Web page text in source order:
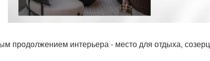
продолжением интерьера - место для отдыха,